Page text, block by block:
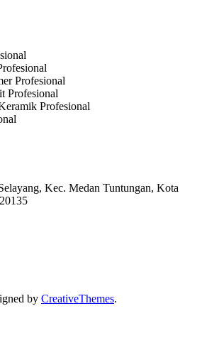
Profesional
Profesional
Profesional
Kec. Medan Tuntungan, Kota
by CreativeThemes.